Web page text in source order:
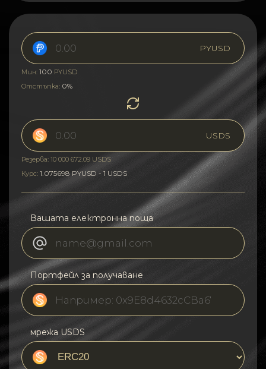
PYUSD
Мин: 100 PYUSD
Отстъпка: 0%
USDS
Резерва: 10 000 672.09 USDS
Курс: 1.075698 PYUSD - 1 USDS
Вашата електронна поща
Портфейл за получаване
мрежа USDS